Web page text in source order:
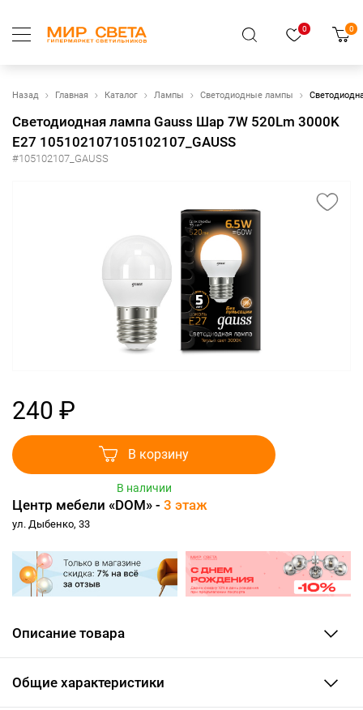
0 0
Назад Главная Каталог Лампы Светодиодные лампы
Светодиодная лампа Gauss Шар 7W 520Lm 3000K
E27 105102107105102107_GAUSS
#105102107_GAUSS
240 ₽
В корзину
В наличии
Центр мебели «DOM» - 3 этаж
ул. Дыбенко, 33
Описание товара
Общие характеристики